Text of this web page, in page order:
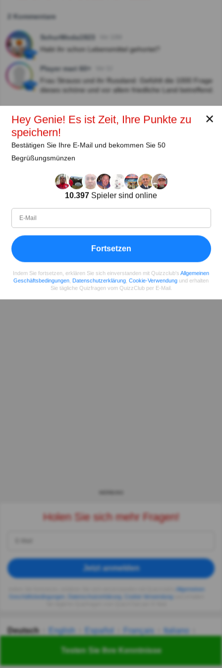
Testen Sie Ihre Kenntnisse
2 Kommentare
SchurWoda1923
Habt ihr schon Lebensmittel gehortet?
Player mari 60+
Frau Strauss und ihr Russland. Gefühlt die 1000 Frage
dieses schöne und vor allem friedliche Land betreffend.
Autor:
Lena Strauss
Autor
Seit
11.2018
Level
99
Punktzahl
2485658
Teilenauf Facebook
Holen Sie sich mehr Fragen!
Jetzt anmelden
Allgemeinen
Geschäftsbedingungen
Datenschutzerklärung Cookie-Verwendung
Deutsch English Español Français
Italiano
Українська हिन्दी 한국어 汉语
✕
Hey Genie! Es ist Zeit, Ihre Punkte zu
speichern!
Bestätigen Sie Ihre E-Mail und bekommen Sie 50
Begrüßungsmünzen
10.397 Spieler sind online
Fortsetzen
Indem Sie fortsetzen, erklären Sie sich einverstanden mit Quizzclub's Allgemeinen
Geschäftsbedingungen Datenschutzerklärung Cookie-Verwendung und erhalten
Sie tägliche Quizfragen vom QuizzClub per E-Mail.